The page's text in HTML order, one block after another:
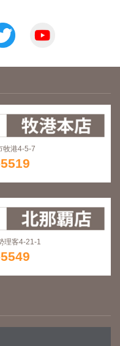
牧港4-5-7
理客4-21-1